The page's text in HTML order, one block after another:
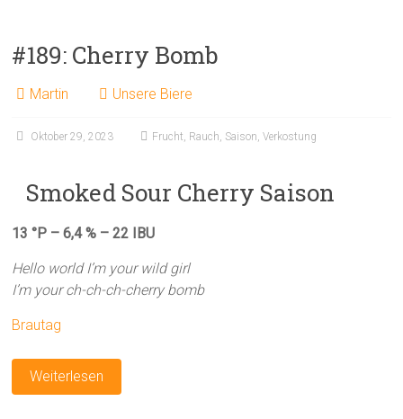
#189: Cherry Bomb
Martin Unsere Biere
Oktober 29, 2023 Frucht, Rauch, Saison,Verkostung
Smoked Sour Cherry Saison
13 °P – 6,4 % – 22 IBU
Hello world I’m your wild girl
I’m your ch-ch-ch-cherry bomb
Brautag
Weiterlesen